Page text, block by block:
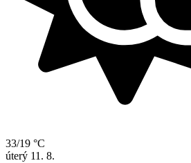
33/19 °C
úterý 11. 8.